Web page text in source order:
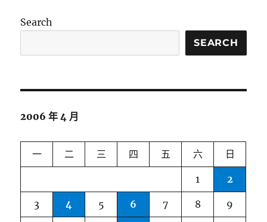
Search
SEARCH
2006 年 4 月
一 二 三 四 五 六 日
1 2
3 4 5 6 7 8 9